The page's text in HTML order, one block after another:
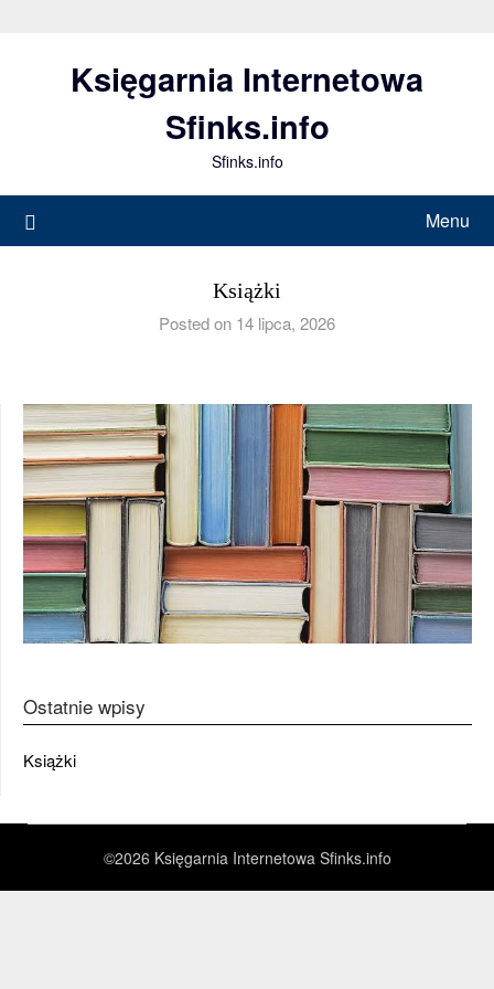
Księgarnia Internetowa
Sfinks.info
Sfinks.info
Menu
Książki
Posted on 14 lipca, 2026
Ostatnie wpisy
Książki
©2026 Księgarnia Internetowa Sfinks.info